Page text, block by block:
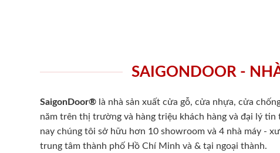
SAIGONDOOR -
SaigonDoor® là nhà sản xuất cửa gỗ, cửa nhựa, cửa
năm trên thị trường và hàng triệu khách hàng và đại lý tin
nay chúng tôi sở hữu hơn 10 showroom và 4 nhà máy -
trung tâm thành phố Hồ Chí Minh và & tại ngoại thành.